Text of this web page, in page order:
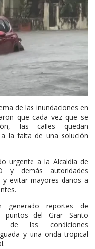
de las inundaciones en
que cada vez que se
las calles quedan
la falta de una solución
urgente a la Alcaldía de
y demás autoridades
evitar mayores daños a
reportes de
puntos del Gran Santo
de las condiciones
y una onda tropical